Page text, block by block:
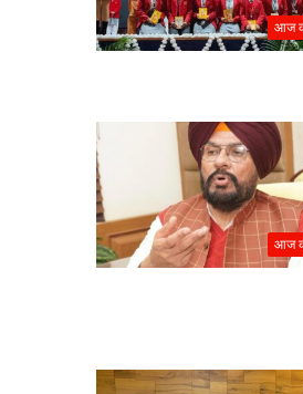
आज
आज